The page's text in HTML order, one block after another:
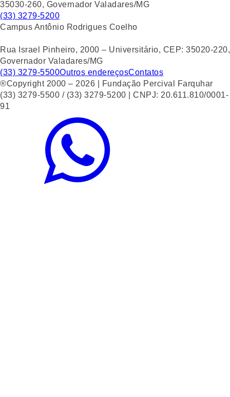
35030-260, Governador Valadares/MG
(33) 3279-5200
Campus Antônio Rodrigues Coelho
Rua Israel Pinheiro, 2000 – Universitário, CEP: 35020-220,
Governador Valadares/MG
(33) 3279-5500Outros endereçosContatos
®Copyright 2000 – 2026 | Fundação Percival Farquhar
(33) 3279-5500 / (33) 3279-5200 | CNPJ: 20.611.810/0001-
91